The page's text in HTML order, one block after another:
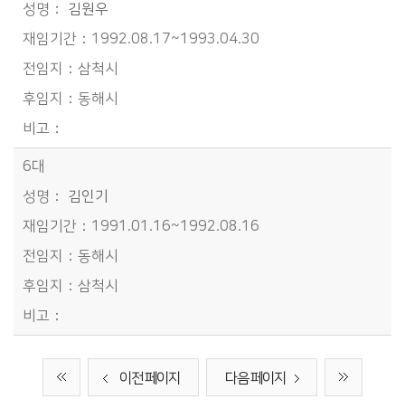
김원우
1992.08.17~1993.04.30
삼척시
동해시
6대
김인기
1991.01.16~1992.08.16
동해시
삼척시
이전 페이지 다음 페이지